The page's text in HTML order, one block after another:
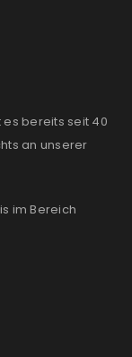
bereits seit 40
an unserer
im Bereich